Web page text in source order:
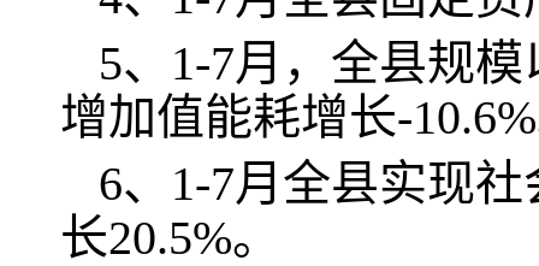
5、1-7月，全县规
增加值能耗增长-
6、1-7月全县实现
长20.5%。